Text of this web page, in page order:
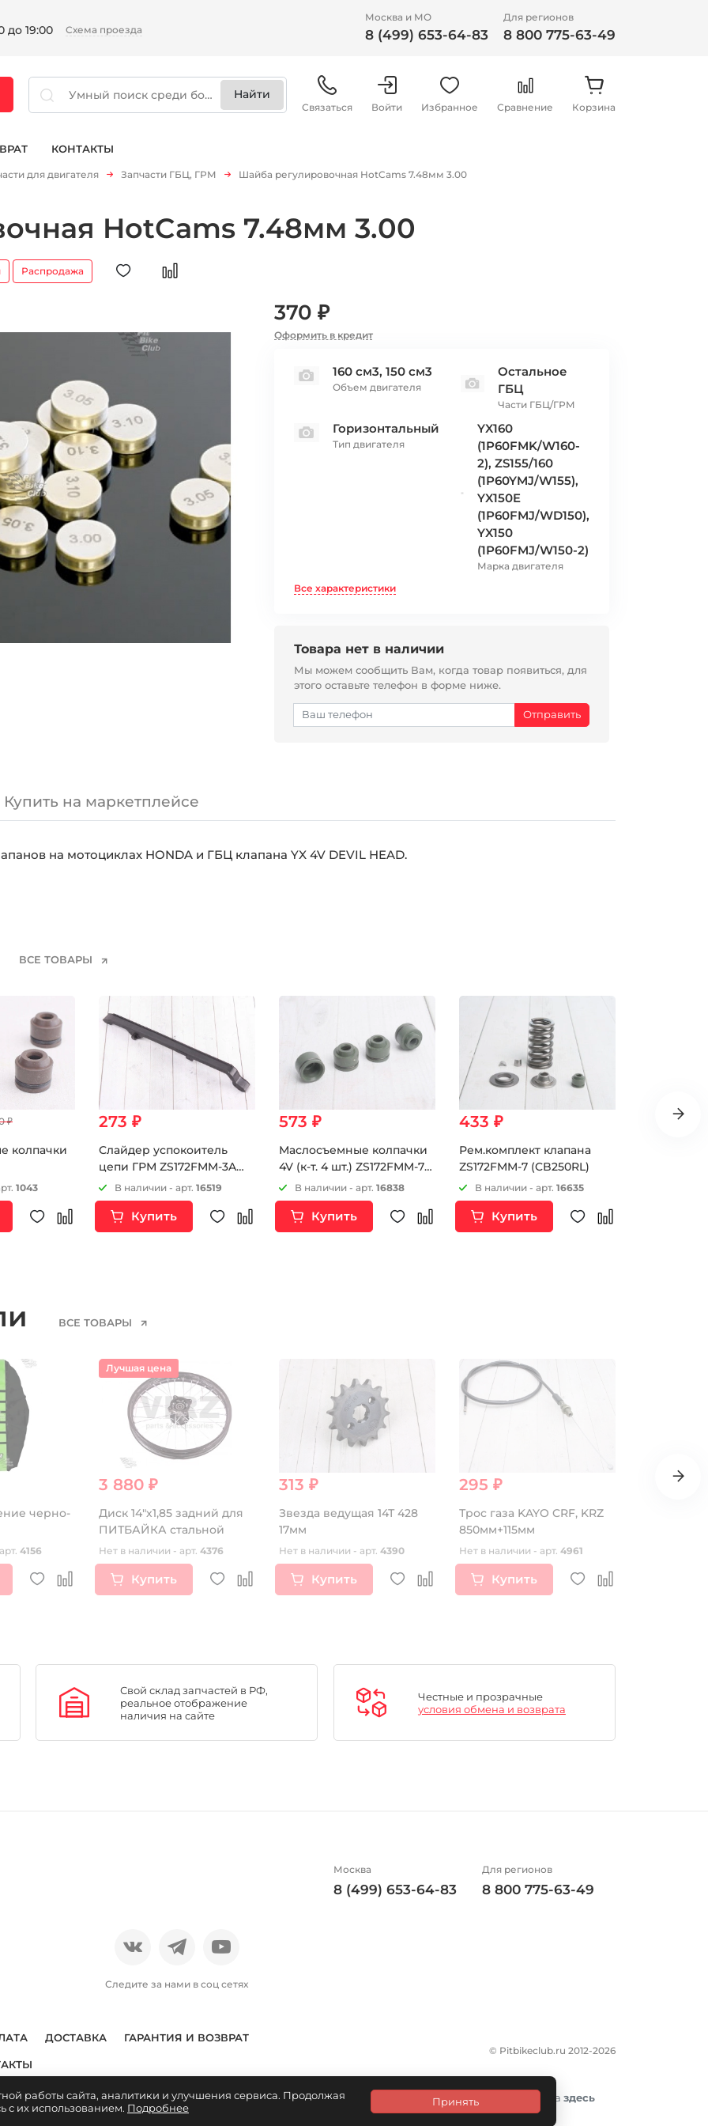
до 19:00 Схема проезда
Москва и МО
8 (499) 653-64-83
Для регионов
8 800 775-63-49
Связаться Войти Избранное Сравнение Корзина
КОНТАКТЫ
для двигателя Запчасти ГБЦ, ГРМ Шайба регулировочная HotCams 7.48мм 3.00
HotCams 7.48мм 3.00
Распродажа
370 ₽
Оформить в кредит
160 см3, 150 см3
Объем двигателя
Остальное
ГБЦ
Части ГБЦ/ГРМ
Горизонтальный
Тип двигателя
YX160
(1P60FMK/W160-
2), ZS155/160
(1P60YMJ/W155),
YX150E
(1P60FMJ/WD150),
YX150
(1P60FMJ/W150-2)
Марка двигателя
Все характеристики
Товара нет в наличии
Мы можем сообщить Вам, когда товар появиться, для
этого оставьте телефон в форме ниже.
Купить на маркетплейсе
на мотоциклах HONDA и ГБЦ клапана YX 4V DEVIL HEAD.
ВСЕ ТОВАРЫ
₽
колпачки
1043
273 ₽
Слайдер успокоитель
цепи ГРМ ZS172FMM-3A
(CB250-F) ZS172FMM-5
(PR250) ZS172FMM-7
(CB250RL)
В наличии - арт. 16519
Купить
573 ₽
Маслосъемные колпачки
4V (к-т. 4 шт.) ZS172FMM-7
(CB250RL)
В наличии - арт. 16838
Купить
433 ₽
Рем.комплект клапана
ZS172FMM-7 (CB250RL)
В наличии - арт. 16635
Купить
517 ₽
ВСЕ ТОВАРЫ
черно-
4156
Лучшая цена
3 880 ₽
Диск 14"х1,85 задний для
ПИТБАЙКА стальной
Нет в наличии - арт. 4376
Купить
313 ₽
Звезда ведущая 14Т 428
17мм
Нет в наличии - арт. 4390
Купить
295 ₽
Трос газа KAYO CRF, KRZ
850мм+115мм
Нет в наличии - арт. 4961
Купить
28 690 ₽
Свой склад запчастей в РФ,
реальное отображение
наличия на сайте
Честные и прозрачные
условия обмена и возврата
Москва
8 (499) 653-64-83
Для регионов
8 800 775-63-49
Следите за нами в соц сетях
ДОСТАВКА ГАРАНТИЯ И ВОЗВРАТ
© Pitbikeclub.ru 2012-2026
публичной офертой. Условия покупки указаны здесь. Политика конфиденциальности размещена здесь
работы сайта, аналитики и улучшения сервиса. Продолжая
с их использованием. Подробнее
Принять